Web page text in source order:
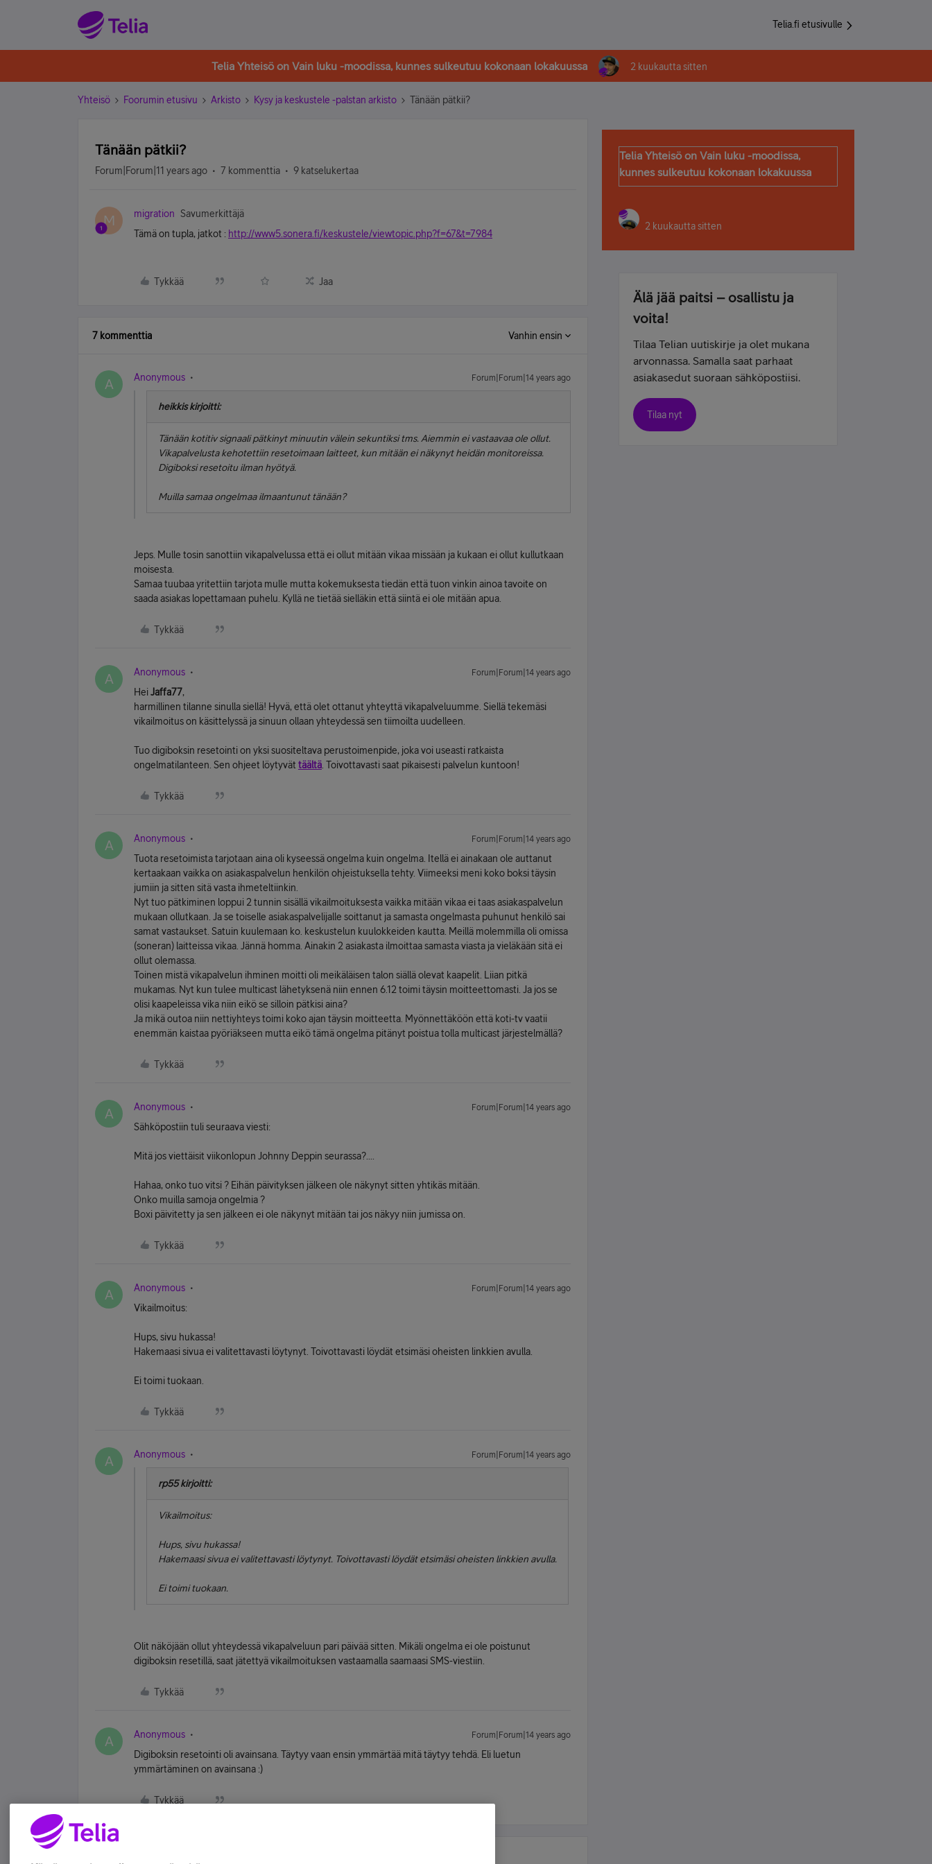
Telia.fi etusivulle
Telia Yhteisö on Vain luku -moodissa, kunnes sulkeutuu kokonaan lokakuussa 2 kuukautta sitten
Yhteisö Foorumin etusivu Arkisto Kysy ja keskustele -palstan arkisto Tänään pätkii?
Tänään pätkii?
Forum|Forum|11 years ago 7 kommenttia 9 katselukertaa
M migration
Savumerkittäjä
Tämä on tupla, jatkot : http://www5.sonera.fi/keskustele/viewtopic.php?f=67&t=7984
Tykkää Jaa
7 kommenttia Vanhin ensin
A Anonymous Forum|Forum|14 years ago
heikkis kirjoitti:
Tänään kotitiv signaali pätkinyt minuutin välein sekuntiksi tms. Aiemmin ei vastaavaa ole ollut.
Vikapalvelusta kehotettiin resetoimaan laitteet, kun mitään ei näkynyt heidän monitoreissa.
Digiboksi resetoitu ilman hyötyä.
Muilla samaa ongelmaa ilmaantunut tänään?
Jeps. Mulle tosin sanottiin vikapalvelussa että ei ollut mitään vikaa missään ja kukaan ei ollut kullutkaan
moisesta.
Samaa tuubaa yritettiin tarjota mulle mutta kokemuksesta tiedän että tuon vinkin ainoa tavoite on
saada asiakas lopettamaan puhelu. Kyllä ne tietää sielläkin että siintä ei ole mitään apua.
Tykkää
A Anonymous Forum|Forum|14 years ago
HeiJaffa77,
harmillinen tilanne sinulla siellä! Hyvä, että olet ottanut yhteyttä vikapalveluumme. Siellä tekemäsi
vikailmoitus on käsittelyssä ja sinuun ollaan yhteydessä sen tiimoilta uudelleen.
Tuo digiboksin resetointi on yksi suositeltava perustoimenpide, joka voi useasti ratkaista
ongelmatilanteen. Sen ohjeet löytyvät täältä . Toivottavasti saat pikaisesti palvelun kuntoon!
Tykkää
A Anonymous Forum|Forum|14 years ago
Tuota resetoimista tarjotaan aina oli kyseessä ongelma kuin ongelma. Itellä ei ainakaan ole auttanut
kertaakaan vaikka on asiakaspalvelun henkilön ohjeistuksella tehty. Viimeeksi meni koko boksi täysin
jumiin ja sitten sitä vasta ihmeteltiinkin.
Nyt tuo pätkiminen loppui 2 tunnin sisällä vikailmoituksesta vaikka mitään vikaa ei taas asiakaspalvelun
mukaan ollutkaan. Ja se toiselle asiakaspalvelijalle soittanut ja samasta ongelmasta puhunut henkilö sai
samat vastaukset. Satuin kuulemaan ko. keskustelun kuulokkeiden kautta. Meillä molemmilla oli omissa
(soneran) laitteissa vikaa. Jännä homma. Ainakin 2 asiakasta ilmoittaa samasta viasta ja vieläkään sitä ei
ollut olemassa.
Toinen mistä vikapalvelun ihminen moitti oli meikäläisen talon siällä olevat kaapelit. Liian pitkä
mukamas. Nyt kun tulee multicast lähetyksenä niin ennen 6.12 toimi täysin moitteettomasti. Ja jos se
olisi kaapeleissa vika niin eikö se silloin pätkisi aina?
Ja mikä outoa niin nettiyhteys toimi koko ajan täysin moitteetta. Myönnettäköön että koti-tv vaatii
enemmän kaistaa pyöriäkseen mutta eikö tämä ongelma pitänyt poistua tolla multicast järjestelmällä?
Tykkää
A Anonymous Forum|Forum|14 years ago
Sähköpostiin tuli seuraava viesti:
Mitä jos viettäisit viikonlopun Johnny Deppin seurassa?....
Hahaa, onko tuo vitsi ? Eihän päivityksen jälkeen ole näkynyt sitten yhtikäs mitään.
Onko muilla samoja ongelmia ?
Boxi päivitetty ja sen jälkeen ei ole näkynyt mitään tai jos näkyy niin jumissa on.
Tykkää
A Anonymous Forum|Forum|14 years ago
Vikailmoitus:
Hups, sivu hukassa!
Hakemaasi sivua ei valitettavasti löytynyt. Toivottavasti löydät etsimäsi oheisten linkkien avulla.
Ei toimi tuokaan.
Tykkää
A Anonymous Forum|Forum|14 years ago
rp55 kirjoitti:
Vikailmoitus:
Hups, sivu hukassa!
Hakemaasi sivua ei valitettavasti löytynyt. Toivottavasti löydät etsimäsi oheisten linkkien avulla.
Ei toimi tuokaan.
Olit näköjään ollut yhteydessä vikapalveluun pari päivää sitten. Mikäli ongelma ei ole poistunut
digiboksin resetillä, saat jätettyä vikailmoituksen vastaamalla saamaasi SMS-viestiin.
Tykkää
A Anonymous Forum|Forum|14 years ago
Digiboksin resetointi oli avainsana. Täytyy vaan ensin ymmärtää mitä täytyy tehdä. Eli luetun
ymmärtäminen on avainsana :)
Tykkää
Telia Yhteisö on Vain luku -moodissa,
kunnes sulkeutuu kokonaan lokakuussa
2 kuukautta sitten
Älä jää paitsi – osallistu ja
voita!
Tilaa Telian uutiskirje ja olet mukana
arvonnassa. Samalla saat parhaat
asiakasedut suoraan sähköpostiisi.
Tilaa nyt